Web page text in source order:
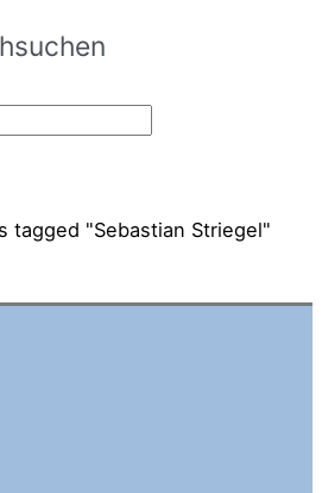
tagged "Sebastian Striegel"